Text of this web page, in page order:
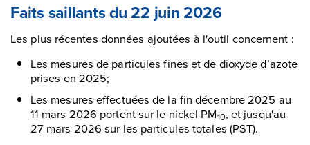
Faits saillants du 22 juin 2026
Les plus récentes données ajoutées à l'outil concernent :
Les mesures de particules fines et de dioxyde d’azote
prises en 2025;
Les mesures effectuées de la fin décembre 2025 au
11 mars 2026 portent sur le nickel PM10, et jusqu'au
27 mars 2026 sur les particules totales (PST).